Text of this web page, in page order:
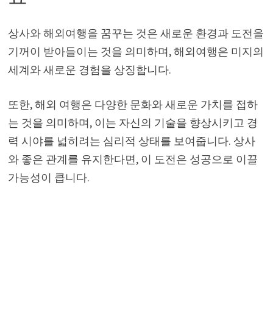
상사와 해외여행을 꿈꾸는 것은 새로운 환경과 도전을
기꺼이 받아들이는 것을 의미하며, 해외여행은 미지의
세계와 새로운 경험을 상징합니다.
또한, 해외 여행은 다양한 문화와 새로운 가치를 접하
는 것을 의미하며, 이는 자신의 기술을 향상시키고 경
력 시야를 넓히려는 심리적 상태를 보여줍니다. 상사
와 좋은 관계를 유지한다면, 이 도전은 성공으로 이끌
가능성이 큽니다.